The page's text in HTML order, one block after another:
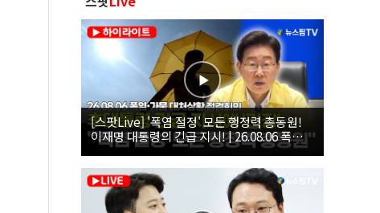
[스팟Live] '폭염 절정' 모든 행정력 총동원!
이재명 대통령의 긴급 지시! | 26.08.06 폭염•
가뭄 대처상황 점검회의